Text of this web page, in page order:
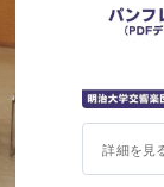
詳細を見